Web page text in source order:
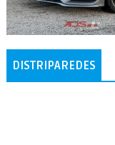
DISTRIPAREDES